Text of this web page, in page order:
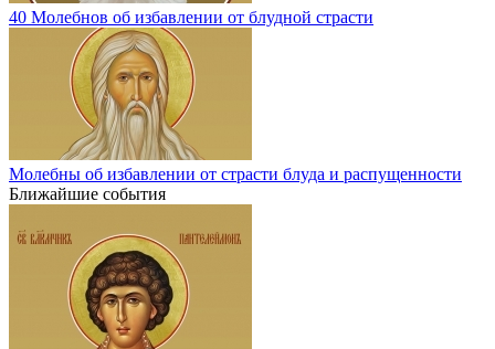
40 Молебнов об избавлении от блудной страсти
Молебны об избавлении от страсти блуда и распущенности
Ближайшие события